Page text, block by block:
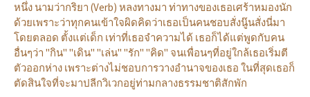
หนึ่ง นามว่ากริยา (Verb) หลงทางมา ท่าทางของเธอเศร้าหมองนัก
ด้วยเพราะว่าทุกคนเข้าใจผิดคิดว่าเธอเป็นคนชอบสั่งนู๊นสั่งนี่มา
โดยตลอด ตั้งแต่เด็ก เท่าที่เธอจำความได้ เธอก็ได้แต่พูดกับคน
อื่นๆว่า "กิน" "เดิน" "เล่น" "รัก" "คิด" จนเพื่อนๆที่อยู่ใกล้เธอเริ่มตี
ตัวออกห่าง เพราะต่างไม่ชอบการวางอำนาจของเธอ ในที่สุดเธอก็
ตัดสินใจที่จะมาปลีกวิเวกอยู่ท่ามกลางธรรมชาติสักพัก